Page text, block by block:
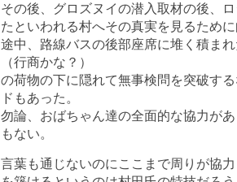
その後、グロズヌイの潜入取材の後、
たといわれる村へその真実を見るため
途中、路線バスの後部座席に堆く積ま
（行商かな？）
の荷物の下に隠れて無事検問を突破す
ドもあった。
勿論、おばちゃん達の全面的な協力が
もない。
言葉も通じないのにここまで周りが協